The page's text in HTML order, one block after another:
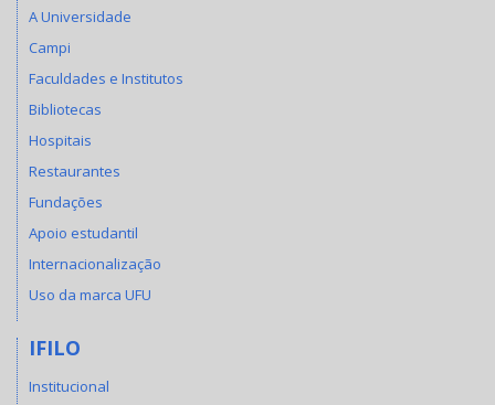
A Universidade
Campi
Faculdades e Institutos
Bibliotecas
Hospitais
Restaurantes
Fundações
Apoio estudantil
Internacionalização
Uso da marca UFU
IFILO
Institucional